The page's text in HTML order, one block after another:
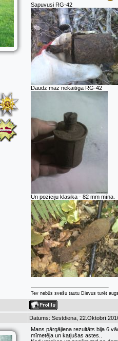
Sapuvusi RG-42
Daudz maz nekaitīga RG-42
Un pozīciju klasika - 82 mm mīna.
Tev nebūs svešu tautu Dievus turēt
Datums: Sestdiena,
Mans pārgājiena rezultāts bija 6
mīmetēja un katjušas astes..